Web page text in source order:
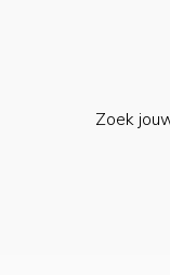
Zoek